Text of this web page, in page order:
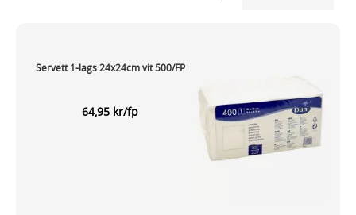
Servett 1-lags 24x24cm vit 500/FP
64,95 kr/fp